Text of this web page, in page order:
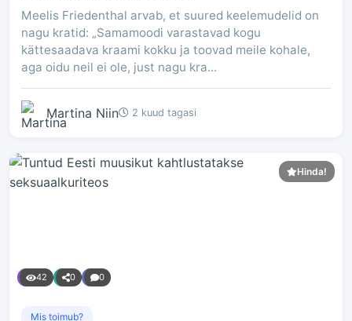
Meelis Friedenthal arvab, et suured keelemudelid on
nagu kratid: „Samamoodi varastavad kogu
kättesaadava kraami kokku ja toovad meile kohale,
aga oidu neil ei ole, just nagu kra...
Martina Niin 2 kuud tagasi
Hinda!
42 0 0
Mis toimub?